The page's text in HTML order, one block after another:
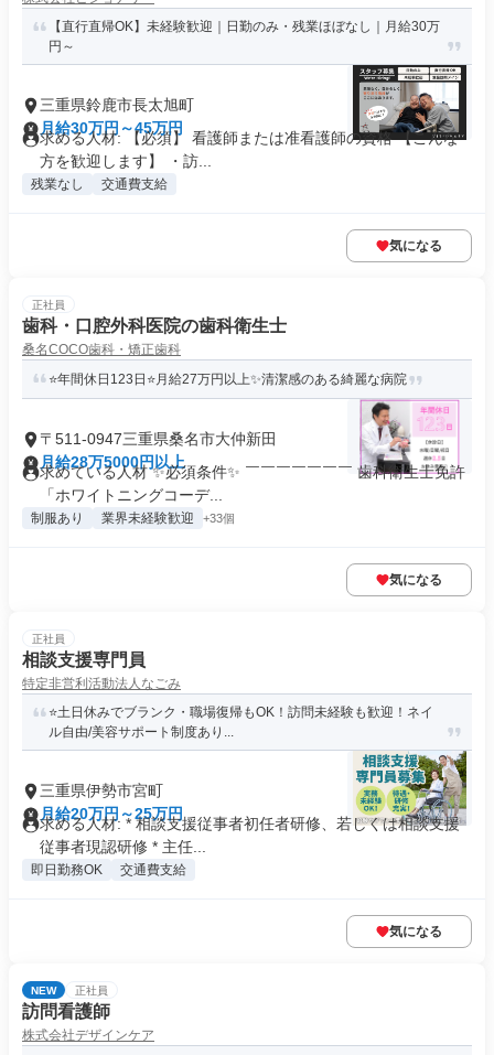
【直行直帰OK】未経験歓迎｜日勤のみ・残業ほぼなし｜月給30万
円～
三重県鈴鹿市長太旭町
月給30万円～45万円
求める人材: 【必須】 看護師または准看護師の資格 【こんな
方を歓迎します】 ・訪...
残業なし 交通費支給
気になる
正社員
歯科・口腔外科医院の歯科衛生士
桑名COCO歯科・矯正歯科
⭐年間休日123日⭐月給27万円以上✨清潔感のある綺麗な病院
〒511-0947三重県桑名市大仲新田
月給28万5000円以上
求めている人材 ✨必須条件✨ ￣￣￣￣￣￣￣ 歯科衛生士免許
「ホワイトニングコーデ...
制服あり 業界未経験歓迎 +33個
気になる
正社員
相談支援専門員
特定非営利活動法人なごみ
⭐️土日休みでブランク・職場復帰もOK！訪問未経験も歓迎！ネイ
ル自由/美容サポート制度あり...
三重県伊勢市宮町
月給20万円～25万円
求める人材: * 相談支援従事者初任者研修、若しくは相談支援
従事者現認研修 * 主任...
即日勤務OK 交通費支給
気になる
NEW 正社員
訪問看護師
株式会社デザインケア